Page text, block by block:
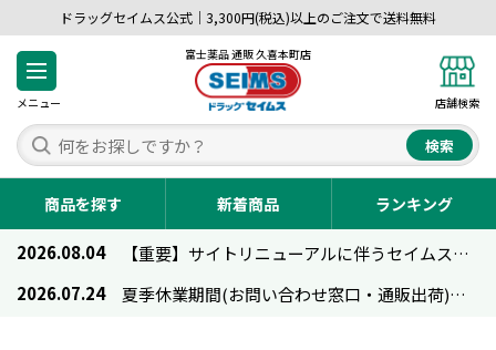
ドラッグセイムス公式｜3,300円(税込)以上のご注文で送料無料
メニュー
富士薬品 通販 久喜本町店
店舗検索
検索
商品を探す 新着商品 ランキング
2026.08.04
【重要】サイトリニューアルに伴うセイムス通販のご利用について
2026.07.24
夏季休業期間(お問い合わせ窓口・通販出荷)のお知らせ